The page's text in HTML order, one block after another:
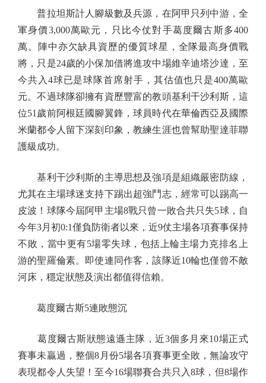
普拉坦斯計人腳級數及兵源，在阿甲只列中游，全
軍身價3,000萬歐元，只比今仗對手葛度爾古斯多400
萬。陣中亦欠缺具資歷的優質球星，全隊最高身價戰
將，只是24歲的小保加借將進攻中場維辛迪塔沙達，至
今共入4球已是球隊首席射手，其估值也只是400萬歐
元。不過球隊卻擁有資歷豐富的教頭基利干沙利斯，這
位51歲前阿根廷國腳翼鋒，球員時代在華倫西亞及國際
米蘭都令人留下深刻印象，教練生涯也曾幫助聖達菲聯
護級成功。
基利干沙利斯的主導思想及強項是組織嚴密防線，
尤其在主場球迷支持下踢出超強鬥志，經常可以踢高一
皮波！球隊今屆阿甲主場8戰只曾一敗合共只失5球，自
今年3月初0:1僅負防衛者以來，近9仗主場各項賽事保持
不敗，當中更有5場零失球，包括上輪主場力克排名上
游的聖羅倫素。即使連同作客，該隊近10輪也僅曾不敵
河床，穩定狀態及演出都值得信賴。
葛度爾古斯5連敗態沉
葛度爾古斯狀態遠遜主隊，近3個多月來10場正式
賽事未贏過，整個8月份5場各項賽事更全敗，無論攻守
表現都令人失望！至今16場聯賽合共只入8球，但8場作